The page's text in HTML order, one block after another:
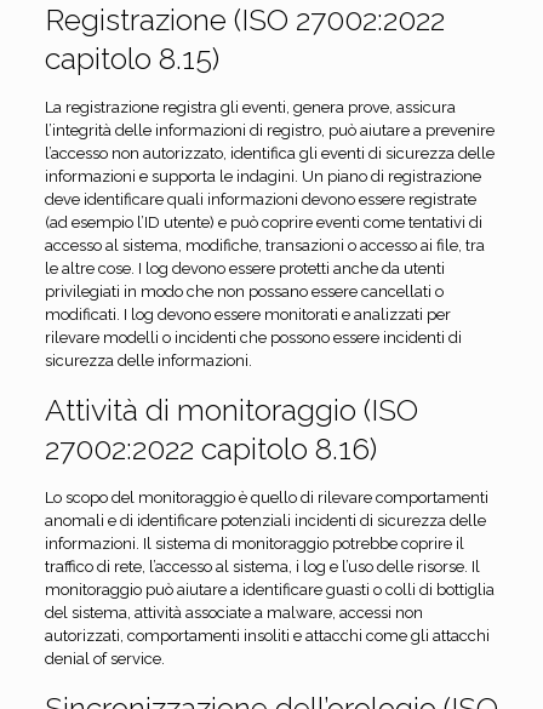
Registrazione (ISO 27002:2022
capitolo 8.15)
La registrazione registra gli eventi, genera prove, assicura
l’integrità delle informazioni di registro, può aiutare a prevenire
l’accesso non autorizzato, identifica gli eventi di sicurezza delle
informazioni e supporta le indagini. Un piano di registrazione
deve identificare quali informazioni devono essere registrate
(ad esempio l’ID utente) e può coprire eventi come tentativi di
accesso al sistema, modifiche, transazioni o accesso ai file, tra
le altre cose. I log devono essere protetti anche da utenti
privilegiati in modo che non possano essere cancellati o
modificati. I log devono essere monitorati e analizzati per
rilevare modelli o incidenti che possono essere incidenti di
sicurezza delle informazioni.
Attività di monitoraggio (ISO
27002:2022 capitolo 8.16)
Lo scopo del monitoraggio è quello di rilevare comportamenti
anomali e di identificare potenziali incidenti di sicurezza delle
informazioni. Il sistema di monitoraggio potrebbe coprire il
traffico di rete, l’accesso al sistema, i log e l’uso delle risorse. Il
monitoraggio può aiutare a identificare guasti o colli di bottiglia
del sistema, attività associate a malware, accessi non
autorizzati, comportamenti insoliti e attacchi come gli attacchi
denial of service.